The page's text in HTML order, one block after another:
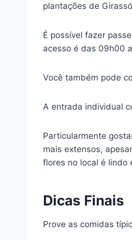
plantações de
É possível fazer
acesso é das 09h00
Você também pode
A entrada individual
Particularmente
mais extensos,
flores no local é lindo
Dicas Finais
Prove as comidas